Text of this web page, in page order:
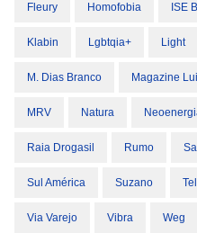
Fleury Homofobia ISE
Klabin Lgbtqia+ Light
M. Dias Branco Magazine
MRV Natura
Raia Drogasil Rumo
Sul América Suzano
Via Varejo Vibra Weg